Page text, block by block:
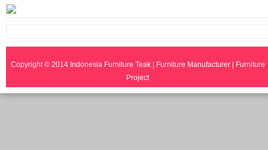
Copyright © 2014 Indonesia Furniture Teak | Furniture Manufacturer | Furniture
Project